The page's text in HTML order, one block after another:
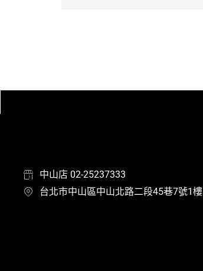
中山店 02-25237333
台北市中山區中山北路二段45巷7號1樓